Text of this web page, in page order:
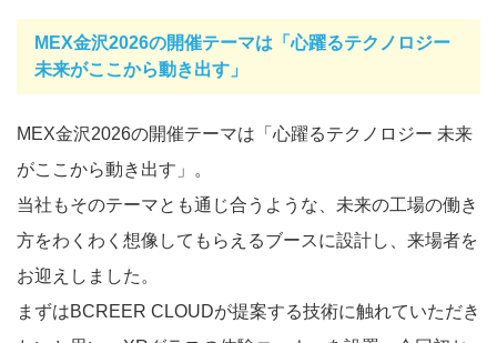
MEX金沢2026の開催テーマは「心躍るテクノロジー
未来がここから動き出す」
MEX金沢2026の開催テーマは「心躍るテクノロジー 未来
がここから動き出す」。
当社もそのテーマとも通じ合うような、未来の工場の働き
方をわくわく想像してもらえるブースに設計し、来場者を
お迎えしました。
まずはBCREER CLOUDが提案する技術に触れていただき